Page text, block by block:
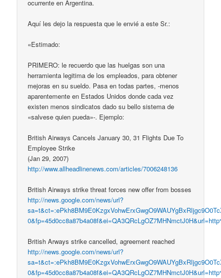
ocurrente en Argentina.
Aquí les dejo la respuesta que le envié a este Sr.:
«Estimado:
PRIMERO: le recuerdo que las huelgas son una
herramienta legitima de los empleados, para obtener
mejoras en su sueldo. Pasa en todas partes, -menos
aparentemente en Estados Unidos donde cada vez
existen menos sindicatos dado su bello sistema de
«salvese quien pueda»-. Ejemplo:
British Airways Cancels January 30, 31 Flights Due To
Employee Strike
(Jan 29, 2007)
http://www.allheadlinenews.com/articles/7006248136
British Airways strike threat forces new offer from bosses
http://news.google.com/news/url?
British Arways strike cancelled, agreement reached
http://news.google.com/news/url?